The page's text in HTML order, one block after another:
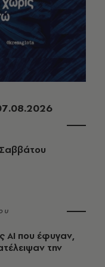
ΑΙ που έφυγαν,
την